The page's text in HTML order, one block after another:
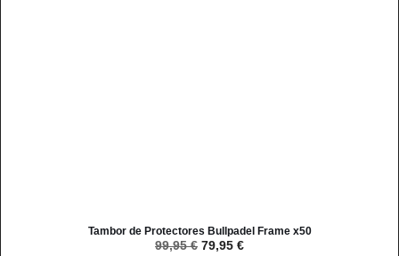
Tambor de Protectores Bullpadel Frame x50
99,95€ 79,95 €